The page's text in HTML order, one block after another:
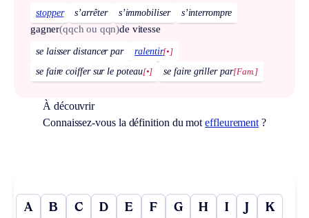
stopper s’arrêter s’immobiliser s’interrompre
gagner(qqch ou qqn)de vitesse
se laisser distancer par ralentir[•]
se faire coiffer sur le poteau[•] se faire griller par[Fam.]
À découvrir
Connaissez-vous la définition du moteffleurement ?
A B C D E F G H I J K